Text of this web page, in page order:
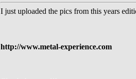
I just uploaded the pics from this years
http://www.metal-experience.com